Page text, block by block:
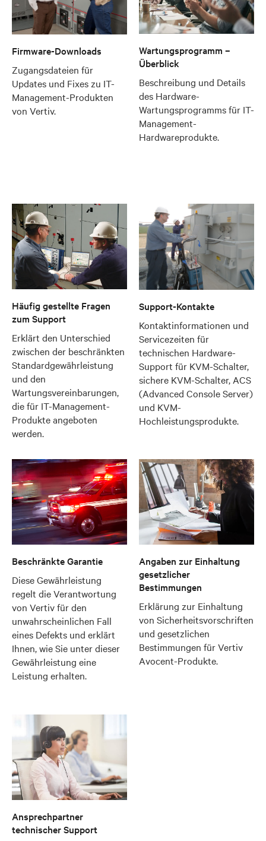
Firmware-Downloads
Zugangsdateien für
Updates und Fixes zu IT-
Management-Produkten
von Vertiv.
Wartungsprogramm –
Überblick
Beschreibung und Details
des Hardware-
Wartungsprogramms für IT-
Management-
Hardwareprodukte.
Häufig gestellte Fragen
zum Support
Erklärt den Unterschied
zwischen der beschränkten
Standardgewährleistung
und den
Wartungsvereinbarungen,
die für IT-Management-
Produkte angeboten
werden.
Support-Kontakte
Kontaktinformationen und
Servicezeiten für
technischen Hardware-
Support für KVM-Schalter,
sichere KVM-Schalter, ACS
(Advanced Console Server)
und KVM-
Hochleistungsprodukte.
Beschränkte Garantie
Diese Gewährleistung
regelt die Verantwortung
von Vertiv für den
unwahrscheinlichen Fall
eines Defekts und erklärt
Ihnen, wie Sie unter dieser
Gewährleistung eine
Leistung erhalten.
Angaben zur Einhaltung
gesetzlicher
Bestimmungen
Erklärung zur Einhaltung
von Sicherheitsvorschriften
und gesetzlichen
Bestimmungen für Vertiv
Avocent-Produkte.
Ansprechpartner
technischer Support